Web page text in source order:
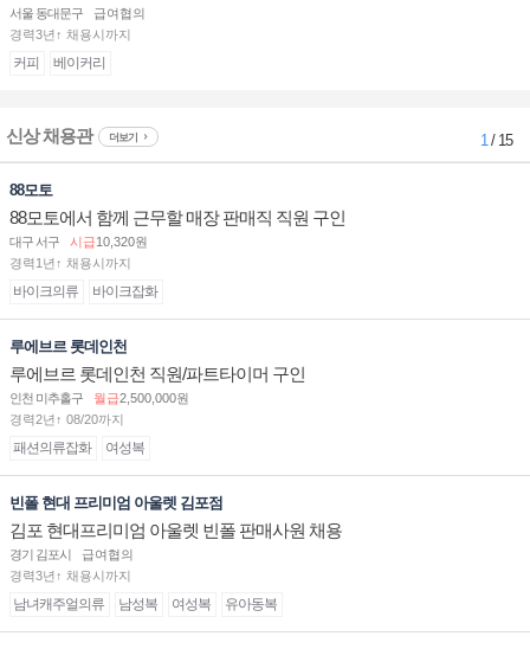
서울 동대문구
급여협의
경력3년↑ 채용시까지
커피 베이커리
신상 채용관 더보기 1/ 15
88모토
88모토에서 함께 근무할 매장 판매직 직원 구인
대구 서구 시급10,320원
경력1년↑ 채용시까지
바이크의류 바이크잡화
루에브르 롯데인천
루에브르 롯데인천 직원/파트타이머 구인
인천 미추홀구 월급2,500,000원
경력2년↑ 08/20까지
패션의류잡화 여성복
빈폴 현대 프리미엄 아울렛 김포점
김포 현대프리미엄 아울렛 빈폴 판매사원 채용
경기 김포시
급여협의
경력3년↑ 채용시까지
남녀캐주얼의류 남성복 여성복 유아동복